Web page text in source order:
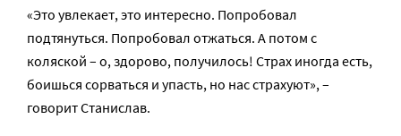
«Это увлекает, это интересно. Попробовал
подтянуться. Попробовал отжаться. А потом с
коляской – о, здорово, получилось! Страх иногда есть,
боишься сорваться и упасть, но нас страхуют», –
говорит Станислав.